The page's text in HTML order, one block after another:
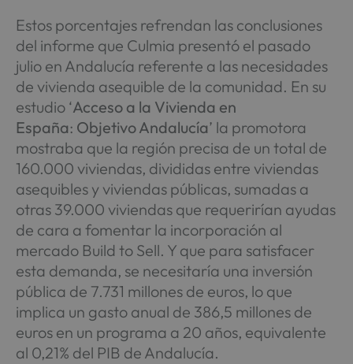
Estos porcentajes refrendan las conclusiones
del informe que Culmia presentó el pasado
julio en Andalucía referente a las necesidades
de vivienda asequible de la comunidad. En su
estudio ‘Acceso a la Vivienda en
España: Objetivo Andalucía’ la promotora
mostraba que la región precisa de un total de
160.000 viviendas, divididas entre viviendas
asequibles y viviendas públicas, sumadas a
otras 39.000 viviendas que requerirían ayudas
de cara a fomentar la incorporación al
mercado Build to Sell. Y que para satisfacer
esta demanda, se necesitaría una inversión
pública de 7.731 millones de euros, lo que
implica un gasto anual de 386,5 millones de
euros en un programa a 20 años, equivalente
al 0,21% del PIB de Andalucía.